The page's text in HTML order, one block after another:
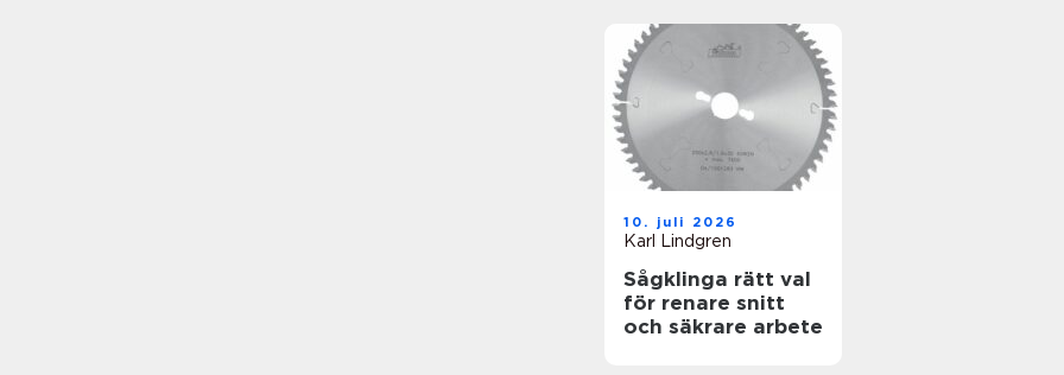
10. juli 2026
Karl Lindgren
Sågklinga rätt val
för renare snitt
och säkrare arbete